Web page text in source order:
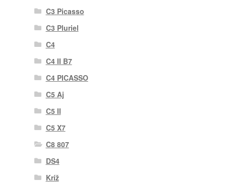
C3 Picasso
C3 Pluriel
C4
C4 II B7
C4 PICASSO
C5 Aj
C5 II
C5 X7
C8 807
DS4
Kríž